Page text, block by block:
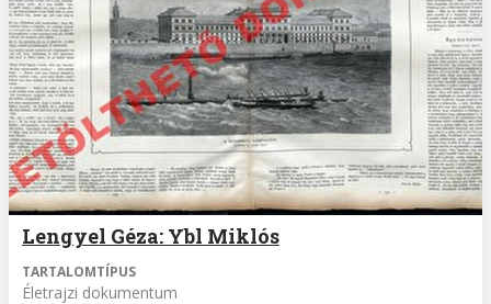
Lengyel Géza: Ybl Miklós
TARTALOMTÍPUS
Életrajzi dokumentum